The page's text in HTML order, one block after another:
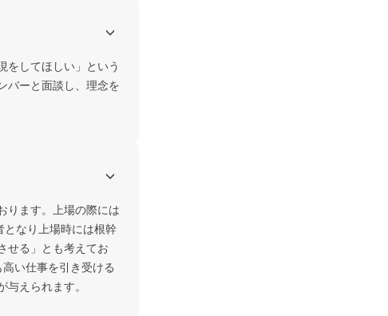
をしてほしい」という
バーと面談し、理念を
ります。上場の際には
なり上場時には根幹
せる」とも考えてお
い仕事を引き受ける
えられます。